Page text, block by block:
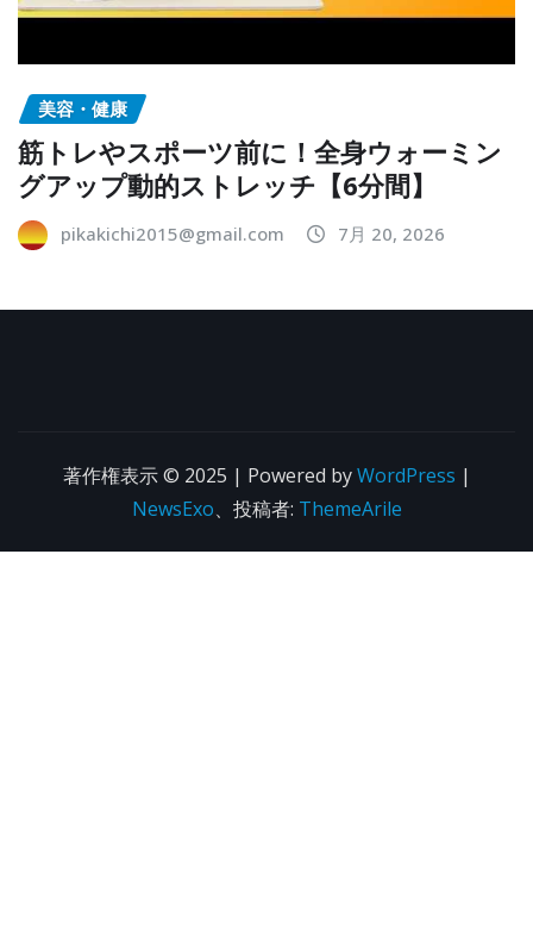
美容・健康
筋トレやスポーツ前に！全身ウォーミン
グアップ動的ストレッチ【6分間】
pikakichi2015@gmail.com 7月 20, 2026
著作権表示 © 2025 | Powered byWordPress |
NewsExo、投稿者: ThemeArile